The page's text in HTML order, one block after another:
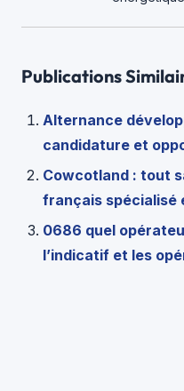
Publications
Alternance
candidature et
Cowcotland : tout
français spécialisé
0686 quel
l’indicatif et les